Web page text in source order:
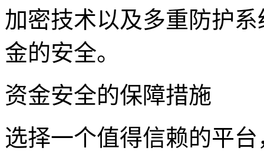
加密技术以及多重防护
金的安全。
资金安全的保障措施
选择一个值得信赖的平